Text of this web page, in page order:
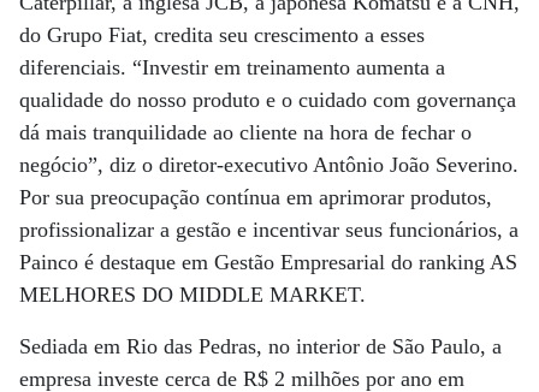
do Grupo Fiat, credita seu crescimento a esses
diferenciais. “Investir em treinamento aumenta a
qualidade do nosso produto e o cuidado com governança
dá mais tranquilidade ao cliente na hora de fechar o
negócio”, diz o diretor-executivo Antônio João Severino.
Por sua preocupação contínua em aprimorar produtos,
profissionalizar a gestão e incentivar seus funcionários, a
Painco é destaque em Gestão Empresarial do ranking AS
MELHORES DO MIDDLE MARKET.
Sediada em Rio das Pedras, no interior de São Paulo, a
empresa investe cerca de R$ 2 milhões por ano em